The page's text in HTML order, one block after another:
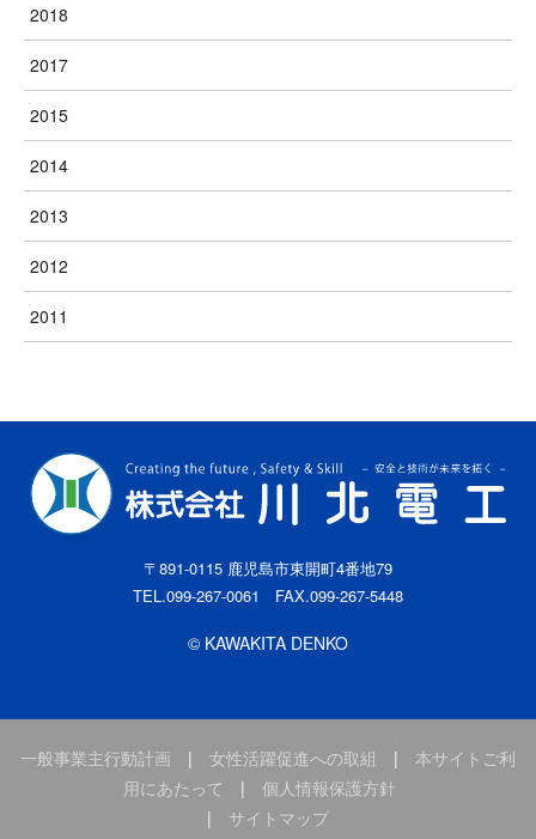
2018
2017
2015
2014
2013
2012
2011
〒891-0115 鹿児島市東開町4番地79
TEL.099-267-0061 FAX.099-267-5448
© KAWAKITA DENKO
一般事業主行動計画 | 女性活躍促進への取組 | 本サイトご利
用にあたって | 個人情報保護方針
| サイトマップ